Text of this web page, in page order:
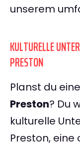
unserem
KULTURELLE
PRESTON
Planst du
Preston? Du
kulturelle
Preston,